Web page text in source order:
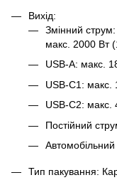
Вихід:
Змінний
макс. 2000 Вт
USB-A: макс.
USB-C1: макс.
USB-C2: макс.
Постійний
Тип пакування: